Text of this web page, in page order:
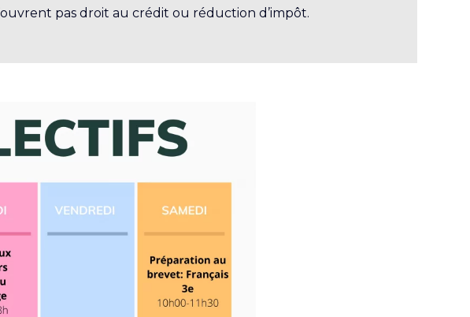
pas droit au crédit ou réduction d’impôt.